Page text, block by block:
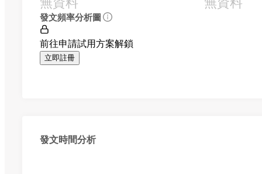
發文頻率分析圖
前往申請試用方案解鎖
立即註冊
發文時間分析